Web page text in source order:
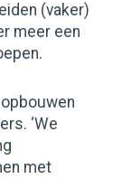
(vaker)
meer een
‘We
met